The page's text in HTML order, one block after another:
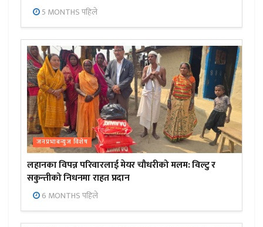
5 MONTHS पहिले
जनप्रभाबन्युज विशेष
लहानका विपन्न परिवारलाई मेयर चौधरीको मलम: विल्टु र
सकुन्तीको निधनमा राहत प्रदान
6 MONTHS पहिले